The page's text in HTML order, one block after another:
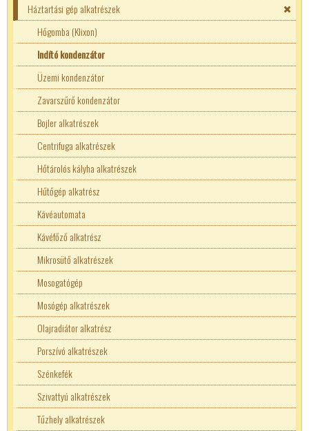
Darukapcsolók
DIP kapcsoló
Egyéb kapcsoló
Forgó kapcsoló
Karos kapcsoló
Kézikapcsolók
Kulcsos kapcsoló
Moduláris kapcsoló
Nyomó kapcsoló
Terhelés kapcsoló
Toló kapcsoló
Végálláskapcsolók
16mm-es ipari nyomógombok
22mm-es nyomógombok
Befúrható nyomógomb
Egyéb
Mikrokapcsoló
Nyákos nyomógomb
Autós relé
Egyéb relé
Finder
Finder szilárdtestrelé
FUJITSU relék
Omron
Rayex
Reed
Mágnes
Schneider relé
Sharp
Szilárdtest relé
Finder szilárdtestrelé
Sharp
Takamisawa relék
Tracon relé
Háztartási gép alkatrészek
Hőgomba (Klixon)
Indító kondenzátor
Üzemi kondenzátor
Zavarszűrő kondenzátor
Bojler alkatrészek
Centrifuga alkatrészek
Hőtárolós kályha alkatrészek
Hűtőgép alkatrész
Kávéautomata
Kávéfőző alkatrész
Mikrosütő alkatrészek
Mosogatógép
Mosógép alkatrészek
Olajradiátor alkatrész
Porszívó alkatrészek
Szénkefék
Szivattyú alkatrészek
Tűzhely alkatrészek